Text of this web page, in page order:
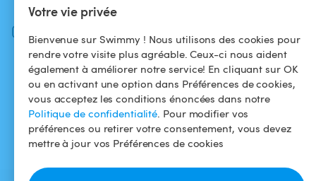
Votre vie privée
Bienvenue sur Swimmy ! Nous utilisons des cookies pour
rendre votre visite plus agréable. Ceux-ci nous aident
également à améliorer notre service! En cliquant sur OK
ou en activant une option dans Préférences de cookies,
vous acceptez les conditions énoncées dans notre
Politique de confidentialité. Pour modifier vos
préférences ou retirer votre consentement, vous devez
mettre à jour vos Préférences de cookies
Facebook